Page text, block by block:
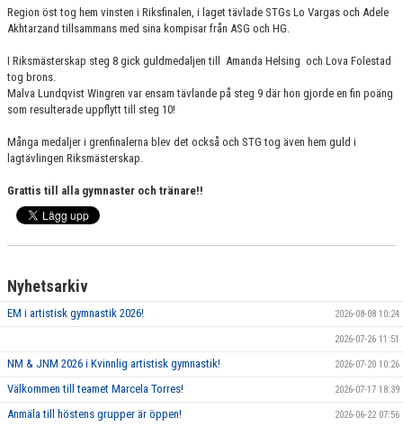
Region öst tog hem vinsten i Riksfinalen, i laget tävlade STGs Lo Vargas och Adele
Akhtarzand tillsammans med sina kompisar från ASG och HG.
I Riksmästerskap steg 8 gick guldmedaljen till Amanda Helsing och Lova Folestad
tog brons.
Malva Lundqvist Wingren var ensam tävlande på steg 9 där hon gjorde en fin poäng
som resulterade uppflytt till steg 10!
Många medaljer i grenfinalerna blev det också och STG tog även hem guld i
lagtävlingen Riksmästerskap.
Grattis till alla gymnaster och tränare!!
Nyhetsarkiv
EM i artistisk gymnastik 2026! 2026-08-08 10:24
2026-07-26 11:51
NM & JNM 2026 i Kvinnlig artistisk gymnastik! 2026-07-20 10:26
Välkommen till teamet Marcela Torres! 2026-07-17 18:39
Anmäla till höstens grupper är öppen! 2026-06-22 07:56